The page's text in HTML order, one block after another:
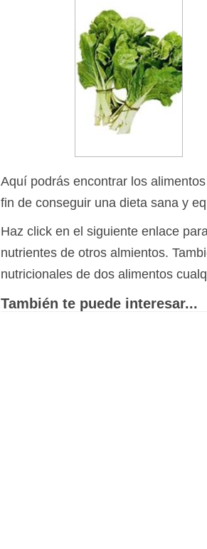
Aquí podrás encontrar los
fin de conseguir una dieta sana y
Haz click en el siguiente enlace
nutrientes de otros almientos.
nutricionales de dos alimentos
También te puede interesar...